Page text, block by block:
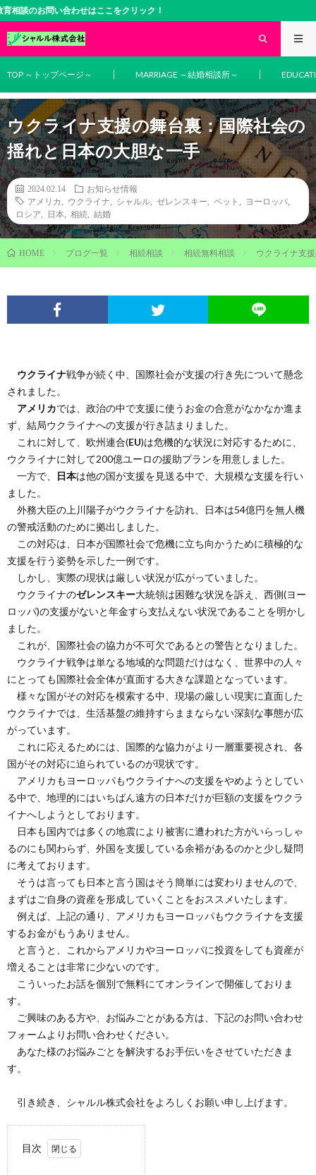
問い合わせはここをクリック！
TOP ～トップページ～ MARRIAGE ～結婚相談所～
ウクライナ支援の舞台裏：国際社会の
揺れと日本の大胆な一手
2024.02.14
お知らせ情報
アメリカ
ウクライナ シャルル ゼレンスキー ペット ヨーロッパ
ロシア
日本 相続 結婚
HOME ブログ一覧 相続相談 相続無料相談 ウクライナ支
ウクライナ戦争が続く中、国際社会が支援の行き先について懸念
されました。
アメリカでは、政治の中で支援に使うお金の合意がなかなか進ま
ず、結局ウクライナへの支援が行き詰まりました。
これに対して、欧州連合(EU)は危機的な状況に対応するために、
ウクライナに対して200億ユーロの援助プランを用意しました。
一方で、
日本は他の国が支援を見送る中で、大規模な支援を行い
ました。
外務大臣の上川陽子がウクライナを訪れ、日本は54億円を無人機
の警戒活動のために拠出しました。
この対応は、日本が国際社会で危機に立ち向かうために積極的な
支援を行う姿勢を示した一例です。
しかし、実際の現状は厳しい状況が広がっていました。
ウクライナのゼレンスキー大統領は困難な状況を訴え、西側(ヨー
ロッパ)の支援がないと年金すら支払えない状況であることを明かし
ました。
これが、国際社会の協力が不可欠であるとの警告となりました。
ウクライナ戦争は単なる地域的な問題だけはなく、世界中の人々
にとっても国際社会全体が直面する大きな課題となっています。
様々な国がその対応を模索する中、現場の厳しい現実に直面した
ウクライナでは、生活基盤の維持すらままならない深刻な事態が広
がっています。
これに応えるためには、国際的な協力がより一層重要視され、各
国がその対応に迫られているのが現状です。
アメリカもヨーロッパもウクライナへの支援をやめようとしてい
る中で、地理的にはいちばん遠方の日本だけが巨額の支援をウクラ
イナへしようとしております。
日本も国内では多くの地震により被害に遭われた方がいらっしゃ
るのにも関わらず、外国を支援している余裕があるのかと少し疑問
に考えております。
そうは言っても日本と言う国はそう簡単には変わりませんので、
まずはご自身の資産を形成していくことをおススメいたします。
例えば、上記の通り、アメリカもヨーロッパもウクライナを支援
するお金がもうありません。
と言うと、これからアメリカやヨーロッパに投資をしても資産が
増えることは非常に少ないのです。
こういったお話を個別で無料にてオンラインで開催しておりま
す。
ご興味のある方や、お悩みごとがある方は、下記のお問い合わせ
フォームよりお問い合わせください。
あなた様のお悩みごとを解決するお手伝いをさせていただきま
す。
引き続き、シャルル株式会社をよろしくお願い申し上げます。
目次